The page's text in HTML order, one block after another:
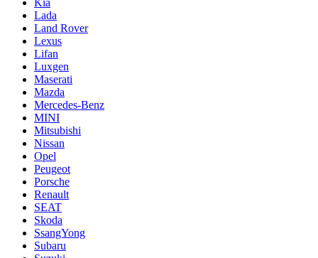
Kia
Lada
Land Rover
Lexus
Lifan
Luxgen
Maserati
Mazda
Mercedes-Benz
MINI
Mitsubishi
Nissan
Opel
Peugeot
Porsche
Renault
SEAT
Skoda
SsangYong
Subaru